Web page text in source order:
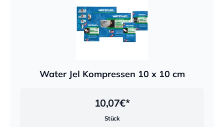
Water Jel Kompressen 10 x 10 cm
10,07€*
Stück